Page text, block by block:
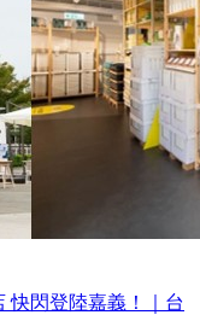
快閃登陸嘉義！｜台